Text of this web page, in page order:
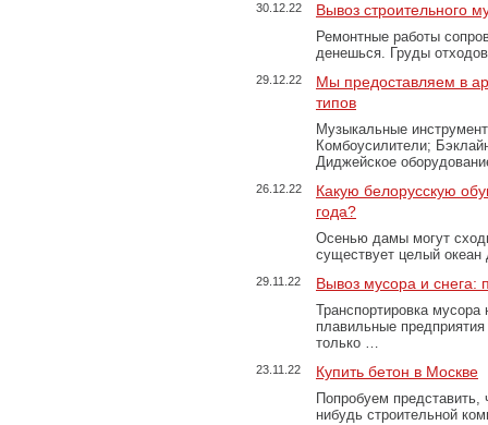
30.12.22 Вывоз строительного
Ремонтные работы
денешься. Груды
29.12.22
Мы предоставляем в
типов
Музыкальные
Комбоусилители;
Диджейское
26.12.22
Какую белорусскую
года?
Осенью дамы могут
существует целый
29.11.22 Вывоз мусора и
Транспортировка
плавильные
только …
23.11.22 Купить бетон в Москве
Попробуем представить,
нибудь строительной